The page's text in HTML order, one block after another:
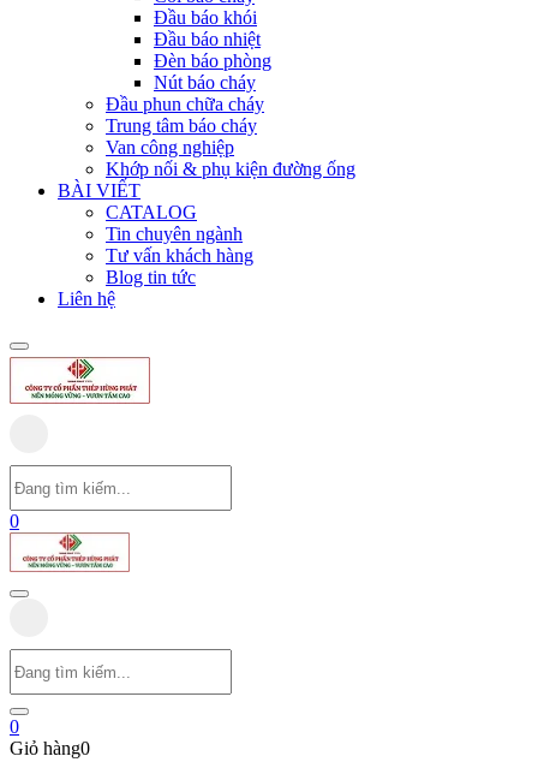
Đầu báo khói
Đầu báo nhiệt
Đèn báo phòng
Nút báo cháy
Đầu phun chữa cháy
Trung tâm báo cháy
Van công nghiệp
Khớp nối & phụ kiện đường ống
BÀI VIẾT
CATALOG
Tin chuyên ngành
Tư vấn khách hàng
Blog tin tức
Liên hệ
0
0
Giỏ hàng0